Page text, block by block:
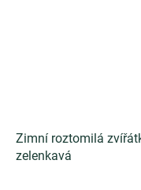
Zimní roztomilá
zelenkavá